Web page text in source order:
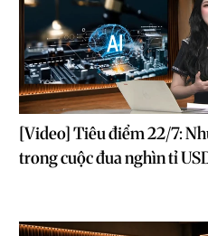
[Video] Tiêu điểm 22/7:
trong cuộc đua nghìn tỉ